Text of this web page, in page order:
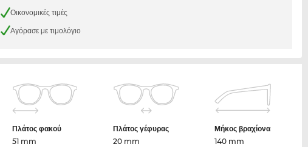
Οικονομικές τιμές
Αγόρασε με τιμολόγιο
Πλάτος φακού
51 mm
Πλάτος γέφυρας
20 mm
Μήκος βραχίονα
140 mm